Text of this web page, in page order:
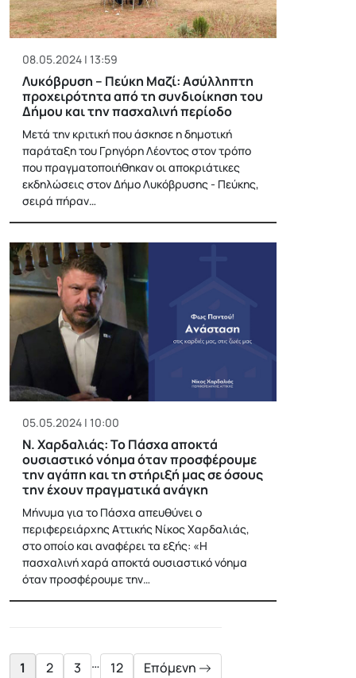
08.05.2024 | 13:59
Λυκόβρυση – Πεύκη Μαζί: Ασύλληπτη
προχειρότητα από τη συνδιοίκηση του
Δήμου και την πασχαλινή περίοδο
Μετά την κριτική που άσκησε η δημοτική
παράταξη του Γρηγόρη Λέοντος στον τρόπο
που πραγματοποιήθηκαν οι αποκριάτικες
εκδηλώσεις στον Δήμο Λυκόβρυσης - Πεύκης,
σειρά πήραν…
05.05.2024 | 10:00
Ν. Χαρδαλιάς: Το Πάσχα αποκτά
ουσιαστικό νόημα όταν προσφέρουμε
την αγάπη και τη στήριξή μας σε όσους
την έχουν πραγματικά ανάγκη
Μήνυμα για το Πάσχα απευθύνει ο
περιφερειάρχης Αττικής Νίκος Χαρδαλιάς,
στο οποίο και αναφέρει τα εξής: «Η
πασχαλινή χαρά αποκτά ουσιαστικό νόημα
όταν προσφέρουμε την…
1 2 3 … 12 Επόμενη